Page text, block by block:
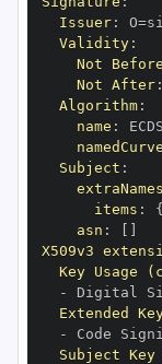
Issuer:
Validity:
Not Before
Not After:
Algorithm:
name :
namedCurve
Subject :
extraNames
items : {
asn :
X509v3
Key Usage
-
Extended
-
Subject